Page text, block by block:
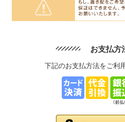
お支払方
下記のお支払方法をご利